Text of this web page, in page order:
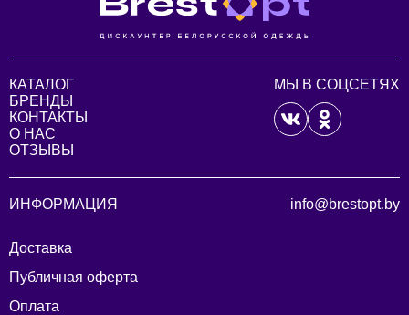
КАТАЛОГ
БРЕНДЫ
КОНТАКТЫ
О НАС
ОТЗЫВЫ
МЫ В СОЦСЕТЯХ
ИНФОРМАЦИЯ
Доставка
Публичная оферта
Оплата
info@brestopt.by